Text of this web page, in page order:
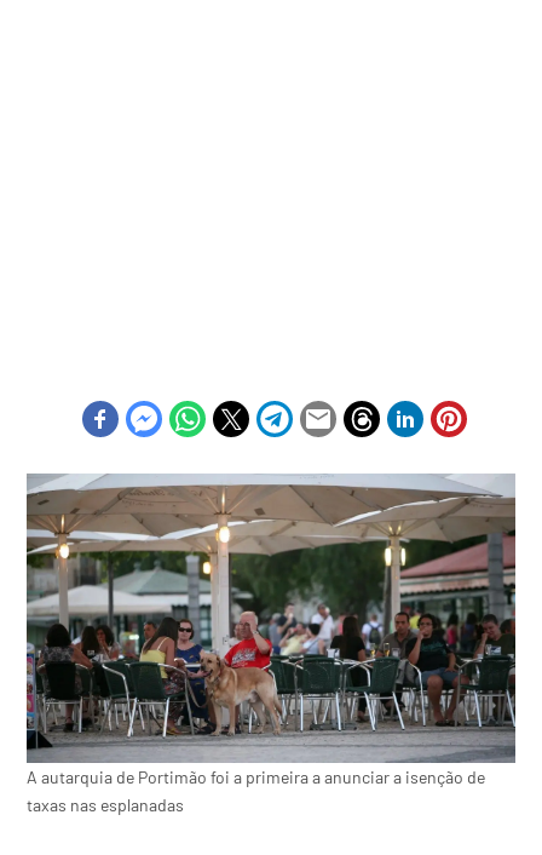
A autarquia de Portimão foi a primeira a anunciar a isenção de
taxas nas esplanadas